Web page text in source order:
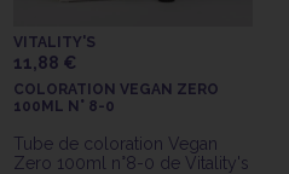
VITALITY'S
11,88 €
COLORATION VEGAN ZERO
100ML N° 8-0
Tube de coloration Vegan
Zero 100ml n°8-0 de Vitality's